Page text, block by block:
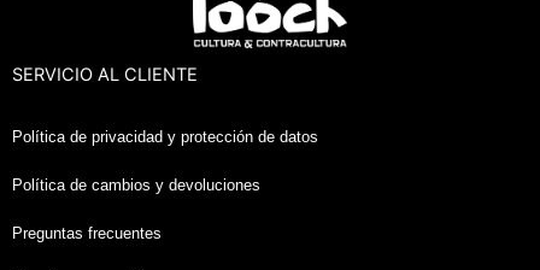
SERVICIO AL CLIENTE
Política de privacidad y protección de datos
Política de cambios y devoluciones
Preguntas frecuentes